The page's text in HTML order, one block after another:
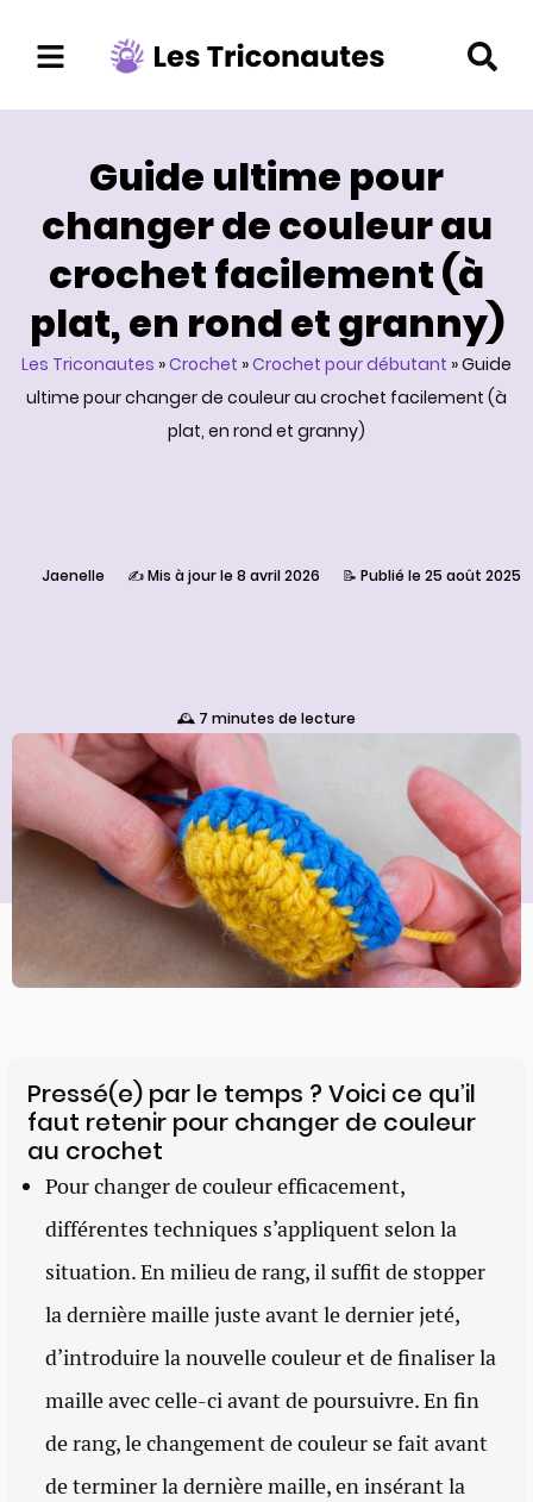
Aller
au
Guide ultime pour
changer de couleur au
crochet facilement (à
plat, en rond et granny)
Les Triconautes »Crochet »Crochet pour débutant »Guide
ultime pour changer de couleur au crochet facilement (à
plat, en rond et granny)
Jaenelle ✍️ Mis à jour le 8 avril 2026 📝 Publié le 25 août 2025
🕰️ 7 minutes de lecture
Pressé(e) par le temps ? Voici ce qu’il
faut retenir pour changer de couleur
au crochet
Pour changer de couleur efficacement,
différentes techniques s’appliquent selon la
situation. En milieu de rang, il suffit de stopper
la dernière maille juste avant le dernier jeté,
d’introduire la nouvelle couleur et de finaliser la
maille avec celle-ci avant de poursuivre. En fin
de rang, le changement de couleur se fait avant
de terminer la dernière maille, en insérant la